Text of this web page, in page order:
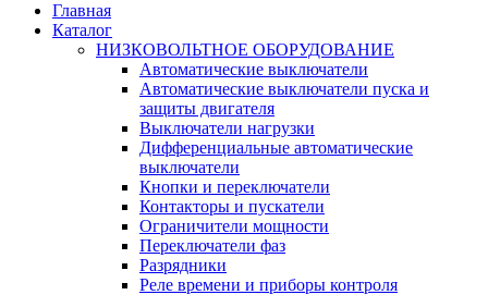
Главная
Каталог
НИЗКОВОЛЬТНОЕ ОБОРУДОВАНИЕ
Автоматические выключатели
Автоматические выключатели пуска и
защиты двигателя
Выключатели нагрузки
Дифференциальные автоматические
выключатели
Кнопки и переключатели
Контакторы и пускатели
Ограничители мощности
Переключатели фаз
Разрядники
Реле времени и приборы контроля